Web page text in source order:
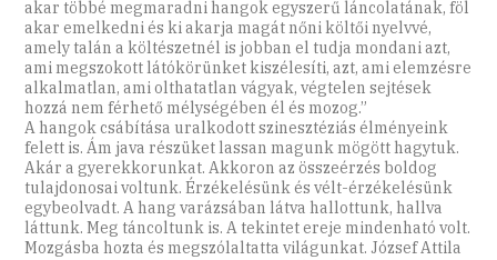
akar többé megmaradni hangok egyszerű láncolatának, föl
akar emelkedni és ki akarja magát nőni költői nyelvvé,
amely talán a költészetnél is jobban el tudja mondani azt,
ami megszokott látókörünket kiszélesíti, azt, ami elemzésre
alkalmatlan, ami olthatatlan vágyak, végtelen sejtések
hozzá nem férhető mélységében él és mozog.”
A hangok csábítása uralkodott szinesztéziás élményeink
felett is. Ám java részüket lassan magunk mögött hagytuk.
Akár a gyerekkorunkat. Akkoron az összeérzés boldog
tulajdonosai voltunk. Érzékelésünk és vélt-érzékelésünk
egybeolvadt. A hang varázsában látva hallottunk, hallva
láttunk. Meg táncoltunk is. A tekintet ereje mindenható volt.
Mozgásba hozta és megszólaltatta világunkat. József Attila